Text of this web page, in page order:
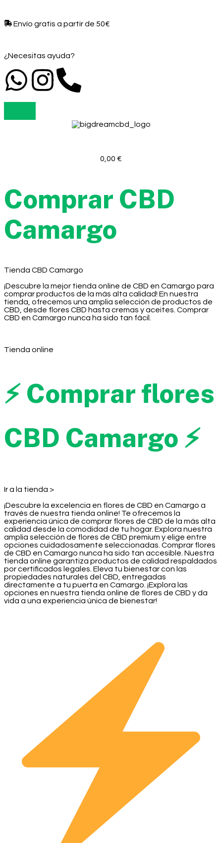
Envío gratis a partir de 50€​
¿Necesitas ayuda?
0,00 €
Comprar CBD
Camargo
Tienda CBD Camargo
¡Descubre la mejor tienda online de CBD en Camargo para
comprar productos de la más alta calidad! En nuestra
tienda, ofrecemos una amplia selección de productos de
CBD, desde flores CBD hasta cremas y aceites. Comprar
CBD en Camargo nunca ha sido tan fácil.
Tienda online
⚡ Comprar flores
CBD Camargo ⚡
Ir a la tienda >
¡Descubre la excelencia en flores de CBD en Camargo a
través de nuestra tienda online! Te ofrecemos la
experiencia única de comprar flores de CBD de la más alta
calidad desde la comodidad de tu hogar. Explora nuestra
amplia selección de flores de CBD premium y elige entre
opciones cuidadosamente seleccionadas. Comprar flores
de CBD en Camargo nunca ha sido tan accesible. Nuestra
tienda online garantiza productos de calidad respaldados
por certificados legales. Eleva tu bienestar con las
propiedades naturales del CBD, entregadas
directamente a tu puerta en Camargo. ¡Explora las
opciones en nuestra tienda online de flores de CBD y da
vida a una experiencia única de bienestar!